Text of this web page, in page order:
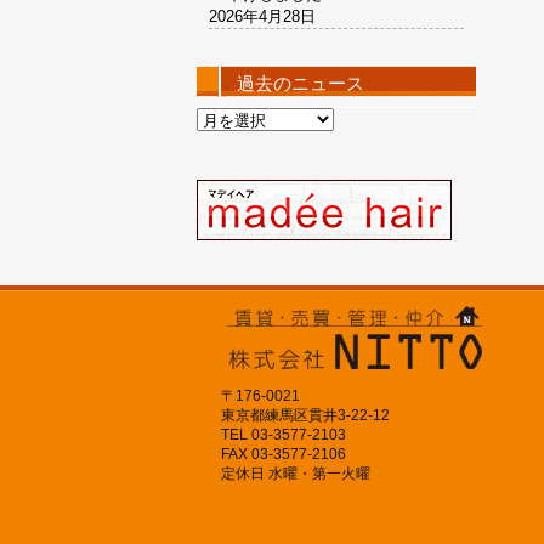
2026年4月28日
過去のニュース
過
ニ
ュ
ー
〒176-0021
東京都練馬区貫井3-22-12
TEL 03-3577-2103
FAX 03-3577-2106
定休日 水曜・第一火曜